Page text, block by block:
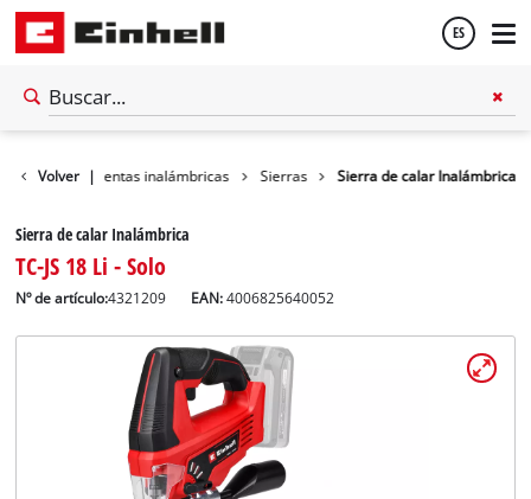
ES
Volver |
Herramientas inalámbricas Sierras Sierra de calar Inalámbrica
Sierra de calar Inalámbrica
TC-JS 18 Li - Solo
Nº de artículo:4321209 EAN:4006825640052